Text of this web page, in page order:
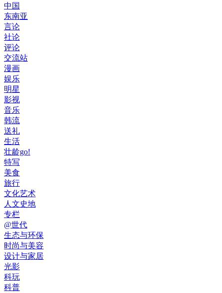
中国
东南亚
言论
社论
评论
交流站
漫画
娱乐
明星
影视
音乐
韩流
送礼
生活
壮龄go!
特写
美食
旅行
文化艺术
人文史地
专栏
@世代
生态与环保
时尚与美容
设计与家居
光影
科玩
科普